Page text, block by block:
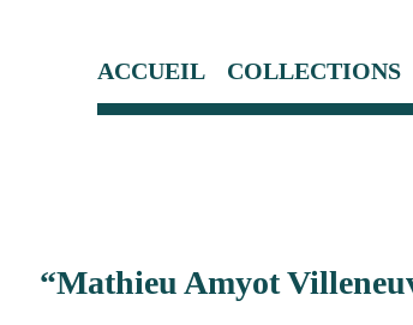
ACCUEIL COLLECTIONS
“Mathieu Amyot